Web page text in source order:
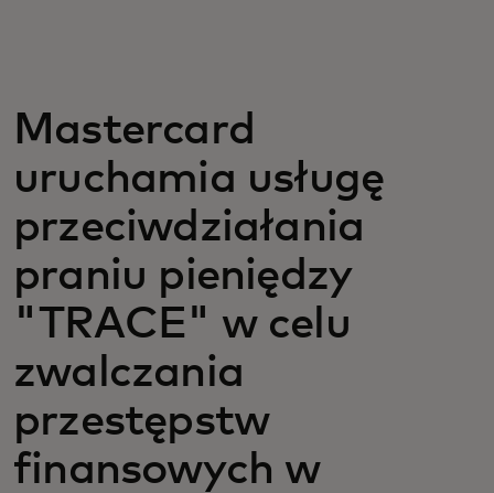
Dla firm
Dla świata
Dla innowatorów
Aktualności i trendy
Mastercard
uruchamia usługę
przeciwdziałania
praniu pieniędzy
"TRACE" w celu
zwalczania
przestępstw
finansowych w